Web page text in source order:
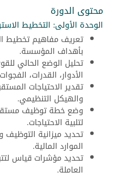
محتوى الدورة
الوحدة الأولى: التخطيط
تعريف مفاهيم تخطيط
بأهداف المؤسسة.
تحليل الوضع الحالي
الأدوار، القدرات،
تقدير الاحتياجات
والهيكل التنظيمي.
وضع خطة توظيف
لتلبية الاحتياجات.
تحديد ميزانية التوظيف
الموارد المالية.
تحديد مؤشرات قياس
العاملة.